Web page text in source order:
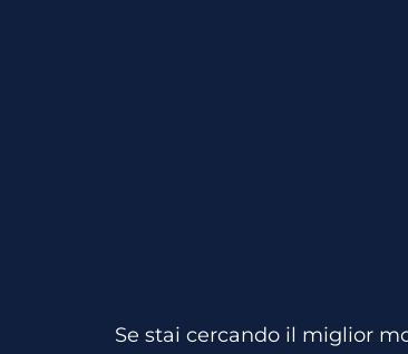
Se stai cercando il miglior